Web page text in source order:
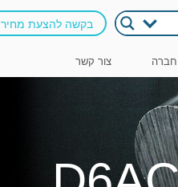
בקשה להצעת מחיר
צור קשר חברה